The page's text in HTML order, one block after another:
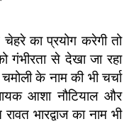
चेहरे का प्रयोग करेगी तो
गंभीरता से देखा जा रहा
के नाम की भी चर्चा
आशा नौटियाल और
रावत भारद्वाज का नाम भी